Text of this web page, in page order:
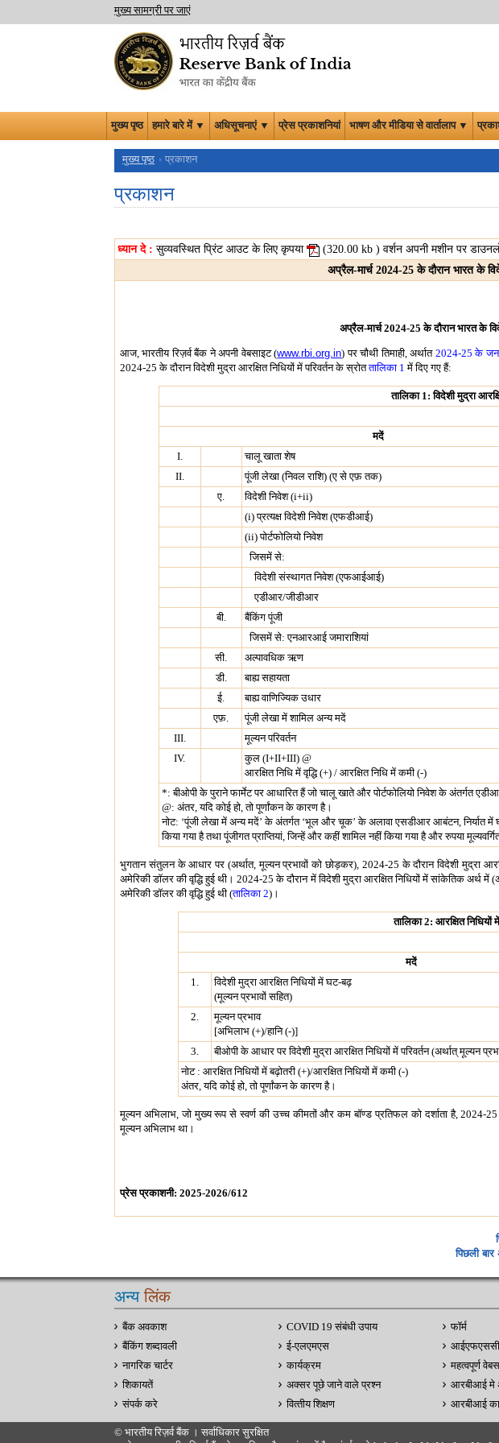
मुख्य सामग्री पर जाएं
मुख्य पृष्ठ हमारे बारे में ▼ अधिसूचनाएं ▼ प्रेस प्रकाशनियां भाषण और मीडिया से वार्तालाप ▼
मुख्य पृष्ठ प्रकाशन
प्रकाशन
ध्यान दे : सुव्यवस्थित प्रिंट आउट के लिए कृपया (320.00 kb ) वर्शन अपनी मशीन पर
अप्रैल-मार्च 2024-25 के दौरान भारत के
अप्रैल-मार्च 2024-25 के दौरान भारत के
आज, भारतीय रिज़र्व बैंक ने अपनी वेबसाइट (www.rbi.org.in) पर चौथी तिमाही, अर्थात 2024-25 के
2024-25 के दौरान विदेशी मुद्रा आरक्षित निधियों में परिवर्तन के स्रोततालिका 1 में दिए गए हैं:
तालिका 1: विदेशी मुद्रा
मदें
I.
चालू खाता शेष
II.
पूंजी लेखा (निवल राशि) (ए से एफ़ तक)
ए.
विदेशी निवेश (i+ii)
(i) प्रत्‍यक्ष विदेशी निवेश (एफडीआई)
(ii) पोर्टफोलियो निवेश
जिसमें से:
विदेशी संस्थागत निवेश (एफआईआई)
एडीआर/जीडीआर
बी.
बैंकिंग पूंजी
जिसमें से: एनआरआई जमाराशियां
सी.
अल्‍पावधिक ऋण
डी.
बाह्य सहायता
ई.
बाह्य वाणिज्यिक उधार
एफ़.
पूंजी लेखा में शामिल अन्‍य मदें
III.
मूल्यन परिवर्तन
IV.
कुल (I+II+III) @
आरक्षित निधि में वृद्धि (+) / आरक्षित निधि में कमी (-)
*: बीओपी के पुराने फार्मेट पर आधारित हैं जो चालू खाते और पोर्टफोलियो निवेश के अंतर्गत
@: अंतर, यदि कोई हो, तो पूर्णांकन के कारण है।
नोट: ‘पूंजी लेखा में अन्‍य मदें’ के अंतर्गत ‘भूल और चूक’ के अलावा एसडीआर आबंटन, निर्यात में
किया गया है तथा पूंजीगत प्राप्तियां, जिन्‍हें और कहीं शामिल नहीं किया गया है और रुपया
भुगतान संतुलन के आधार पर (अर्थात, मूल्यन प्रभावों को छोड़कर), 2024-25 के दौरान विदेशी मुद्रा
अमेरिकी डॉलर की वृद्धि हुई थी। 2024-25 के दौरान में विदेशी मुद्रा आरक्षित निधियों में सांकेतिक अर्थ
अमेरिकी डॉलर की वृद्धि हुई थी (तालिका 2)।
तालिका 2: आरक्षित निधियों
मदें
1.
विदेशी मुद्रा आरक्षित निधियों में घट-बढ़
(मूल्यन प्रभावों सहित)
2.
मूल्यन प्रभाव
[अभिलाभ (+)/हानि (-)]
3. बीओपी के आधार पर विदेशी मुद्रा आरक्षित निधियों में परिवर्तन (अर्थात् मूल्यन
नोट : आरक्षित निधियों में बढ़ोतरी (+)/आरक्षित निधियों में कमी (-)
अंतर, यदि कोई हो, तो पूर्णांकन के कारण है।
मूल्यन अभिलाभ, जो मुख्य रूप से स्वर्ण की उच्च कीमतों और कम बॉण्ड प्रतिफल को दर्शाता है, 2024-
मूल्यन अभिलाभ था।
प्रेस प्रकाशनी: 2025-2026/612
पिछली
अन्यलिंक
बैंक अवकाश
बैंकिंग शब्दावली
नागरिक चार्टर
शिकायतें
संपर्क करे
COVID 19 संबंधी उपाय
ई-एलएमएस
कार्यक्रम
अक्सर पूछे जाने वाले प्रश्न
वित्‍तीय शिक्षण
फॉर्म
महत्वपूर्ण
आरबीआई मे
आरबीआई का
© भारतीय रिज़र्व बैंक । सर्वाधिकार सुरक्षित